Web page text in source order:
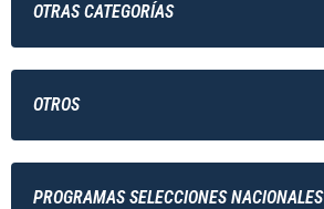
OTRAS CATEGORÍAS
OTROS
PROGRAMAS SELECCIONES NACIONALES